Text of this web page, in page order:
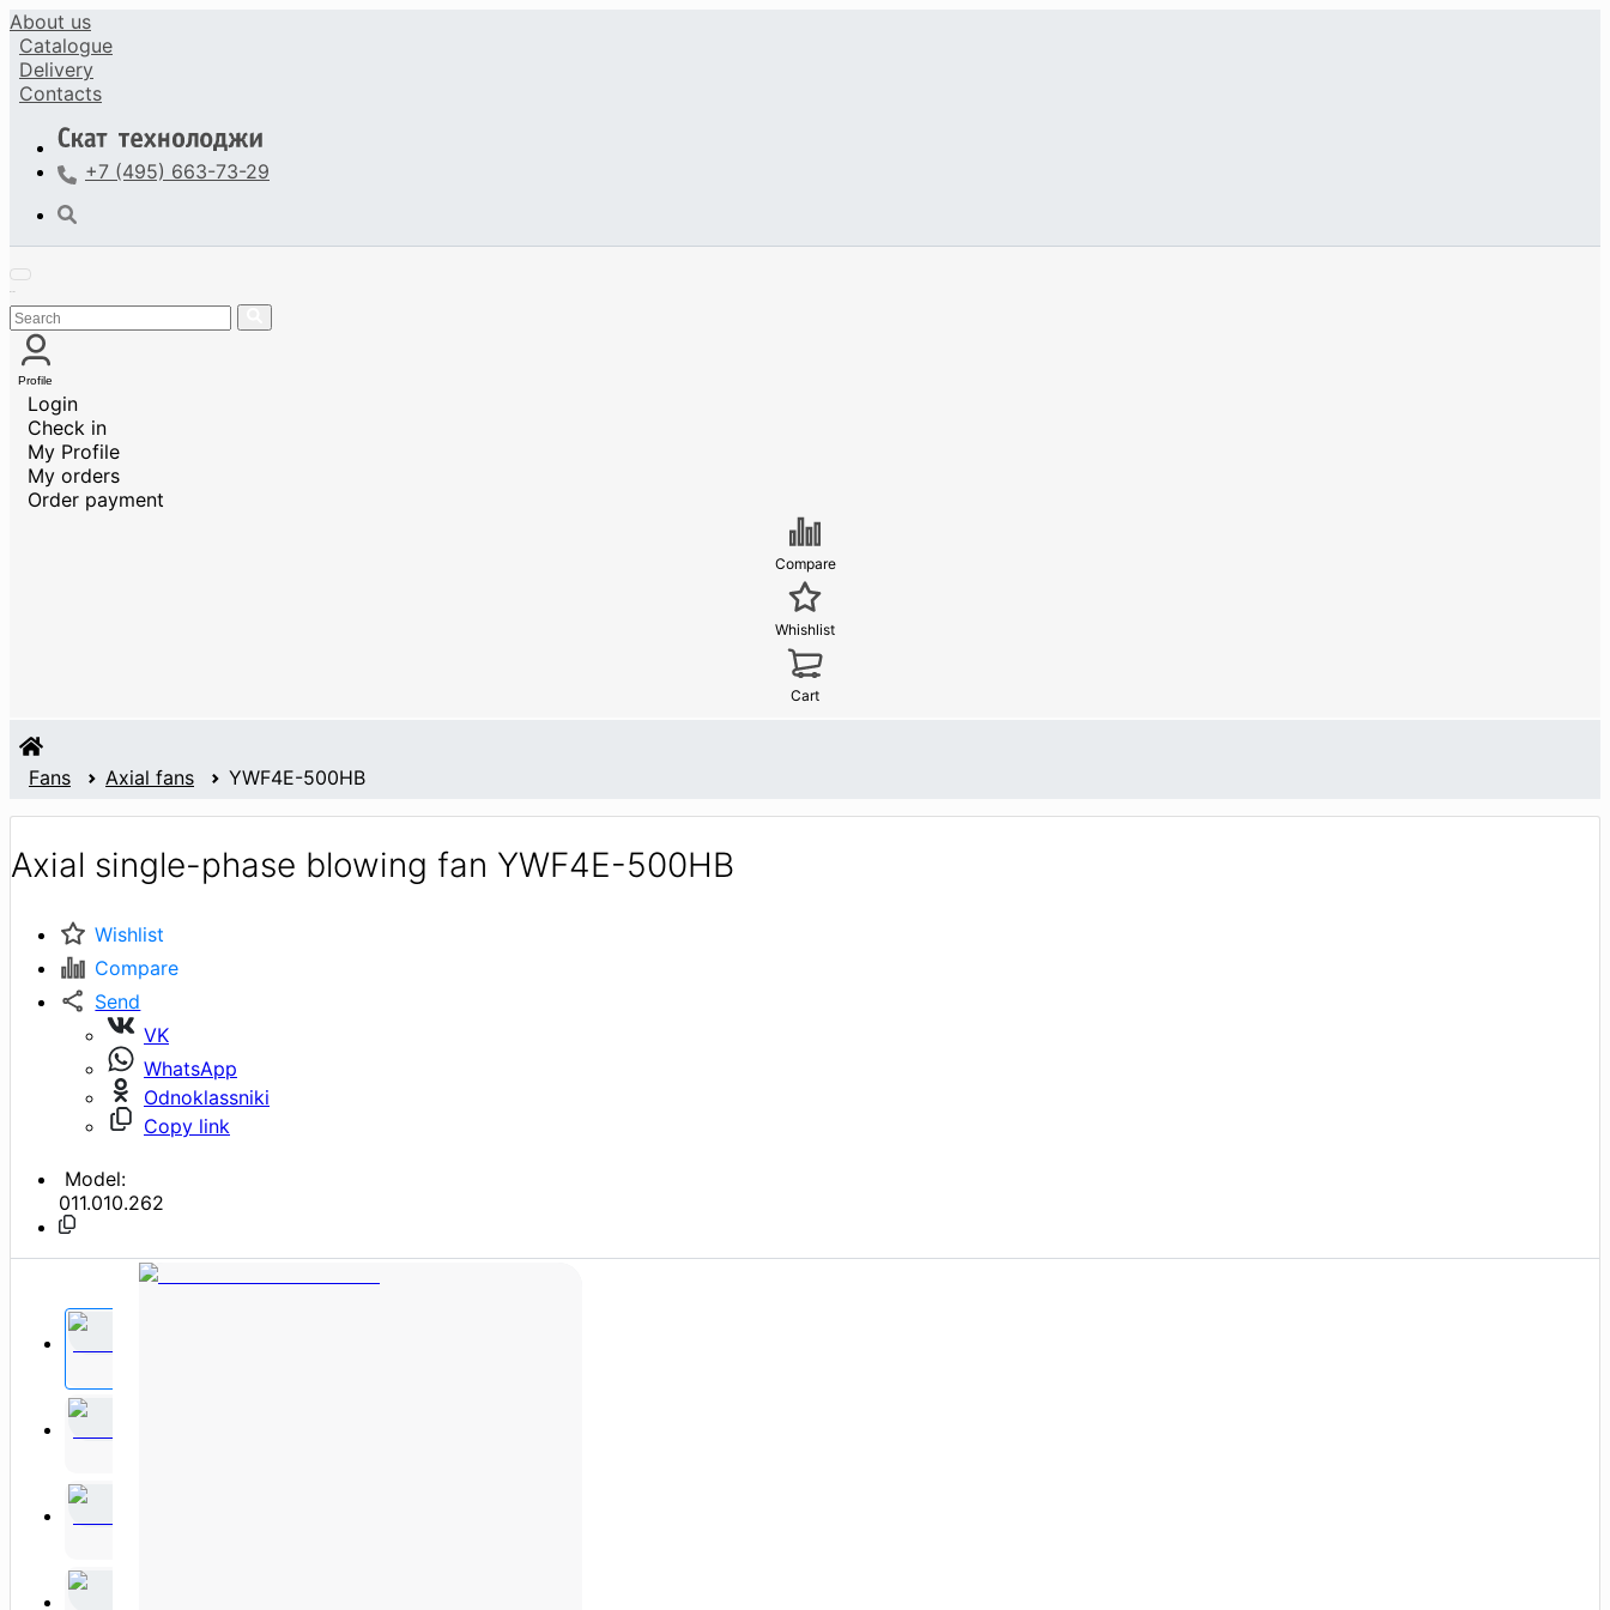
About us
Catalogue
Delivery
Contacts
+7 (495) 663-73-29
Profile
Login
Check in
My Profile
My orders
Order payment
Compare
Whishlist
Cart
Fans Axial fans YWF4E-500HB
Axial single-phase blowing fan YWF4E-500HB
Wishlist
Compare
Send
VK
WhatsApp
Odnoklassniki
Copy link
Model:
011.010.262